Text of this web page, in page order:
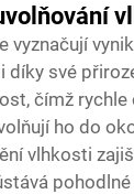
vyznačují
díky své
čímž rychle
ho do
vlhkosti